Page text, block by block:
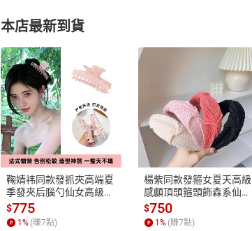
惟解約時即將逾期，均不適宜退還後再出售。
(三)報紙、期刊或雜誌。因此類出版品具有時效性
(四)經您拆封之影音商品或電腦軟體。
(五)非以有形媒介提供之數位內容或一經提供即
(六)已拆封之個人衛生用品。
(七)國際航空客運服務。如:機票等。
(八)依消保法第十七條第一項經主管機關已公告
票券等。
二、如非前條所列商品，則本店提供所有消費
之商品，請您退回商品並以書面或E-mail通知本
三、在您收到貨品後，請儘速確認您所訂購的
形，請您儘速通知本公司客服人員，我們會進
ATM轉帳、線上刷卡 (申請中)
客
客
本店最新到貨
鞠婧祎同款發抓夾高端夏
季發夾后腦勺仙女高級感
鯊魚夾女夏
$775
1 % (賺7點)
楊紫同款發箍女夏天高級
感顱頂頭箍頭飾森系仙美
網紅新款
$750
1 % (賺7點)